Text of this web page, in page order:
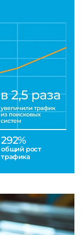
292%
общий рост
трафика